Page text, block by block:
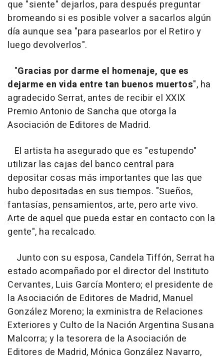
que "siente" dejarlos, para después preguntar
bromeando si es posible volver a sacarlos algún
día aunque sea "para pasearlos por el Retiro y
luego devolverlos".
"Gracias por darme el homenaje, que es
dejarme en vida entre tan buenos muertos", ha
agradecido Serrat, antes de recibir el XXIX
Premio Antonio de Sancha que otorga la
Asociación de Editores de Madrid.
El artista ha asegurado que es "estupendo"
utilizar las cajas del banco central para
depositar cosas más importantes que las que
hubo depositadas en sus tiempos. "Sueños,
fantasías, pensamientos, arte, pero arte vivo.
Arte de aquel que pueda estar en contacto con la
gente", ha recalcado.
Junto con su esposa, Candela Tiffón, Serrat ha
estado acompañado por el director del Instituto
Cervantes, Luis García Montero; el presidente de
la Asociación de Editores de Madrid, Manuel
González Moreno; la exministra de Relaciones
Exteriores y Culto de la Nación Argentina Susana
Malcorra; y la tesorera de la Asociación de
Editores de Madrid, Mónica González Navarro,